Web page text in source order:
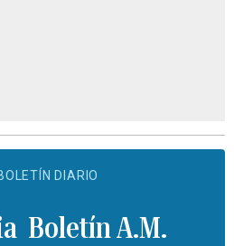
DIARIO
Boletín A.M.